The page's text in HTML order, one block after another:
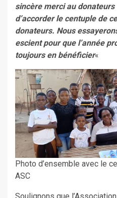
sincère merci au donateurs
d’accorder le centuple de
donateurs. Nous
escient pour que l’année
toujours en bénéficier«
Photo d’ensemble avec le
ASC